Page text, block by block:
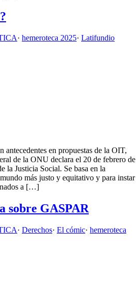
· hemeroteca 2025· Latifundio
en propuestas de la OIT,
de la ONU declara el 20 de febrero de
la Justicia Social. Se basa en la
más justo y equitativo y para instar
a […]
sobre GASPAR
· Derechos· El cómic· hemeroteca